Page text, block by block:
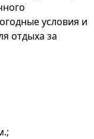
условия и
отдыха за